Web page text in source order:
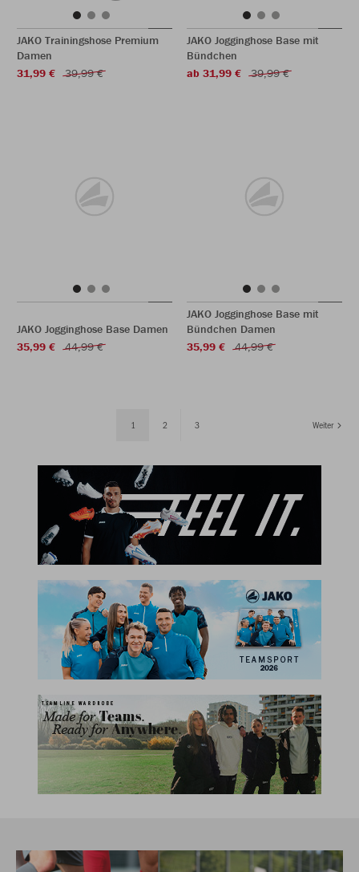
JAKO Trainingshose Premium
Damen
31,99 €
39,99 €
JAKO Jogginghose Base mit
Bündchen
ab 31,99 €
39,99 €
JAKO Jogginghose Base Damen
35,99 €
44,99 €
JAKO Jogginghose Base mit
Bündchen Damen
35,99 €
44,99 €
1 2 3 Weiter